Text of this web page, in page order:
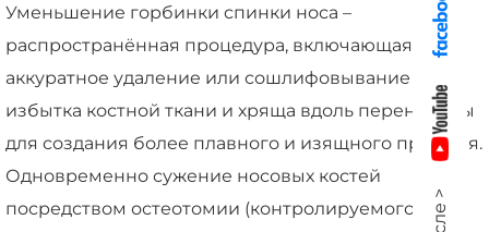
Уменьшение горбинки спинки носа –
распространённая процедура, включающая
аккуратное удаление или сошлифовывание
избытка костной ткани и хряща вдоль переносицы
для создания более плавного и изящного профиля.
Одновременно сужение носовых костей
посредством остеотомии (контролируемого